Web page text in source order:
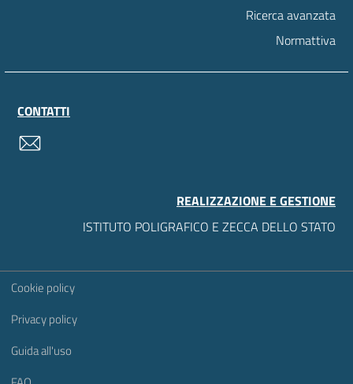
Ricerca avanzata
Normattiva
CONTATTI
REALIZZAZIONE E GESTIONE
ISTITUTO POLIGRAFICO E ZECCA DELLO STATO
Sezione Link Utili
Cookie policy
Privacy policy
Guida all'uso